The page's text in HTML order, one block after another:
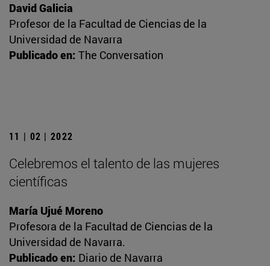
David Galicia
Profesor de la Facultad de Ciencias de la
Universidad de Navarra
Publicado en: The Conversation
11 | 02 | 2022
Celebremos el talento de las mujeres
científicas
María Ujué Moreno
Profesora de la Facultad de Ciencias de la
Universidad de Navarra.
Publicado en: Diario de Navarra